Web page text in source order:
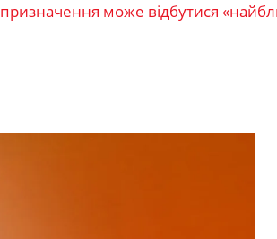
призначення може відбутися